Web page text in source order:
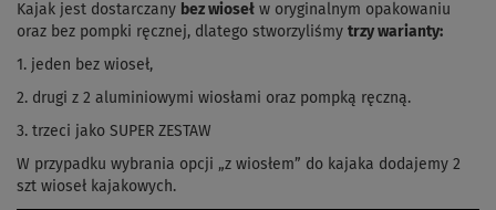
Kajak jest dostarczany bez wioseł w oryginalnym opakowaniu
oraz bez pompki ręcznej, dlatego stworzyliśmy trzy warianty:
1. jeden bez wioseł,
2. drugi z 2 aluminiowymi wiosłami oraz pompką ręczną.
3. trzeci jako SUPER ZESTAW
W przypadku wybrania opcji „z wiosłem” do kajaka dodajemy 2
szt wioseł kajakowych.